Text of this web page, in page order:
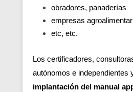
obradores, panaderías
empresas
etc, etc.
Los certificadores,
autónomos e independientes
implantación del manual